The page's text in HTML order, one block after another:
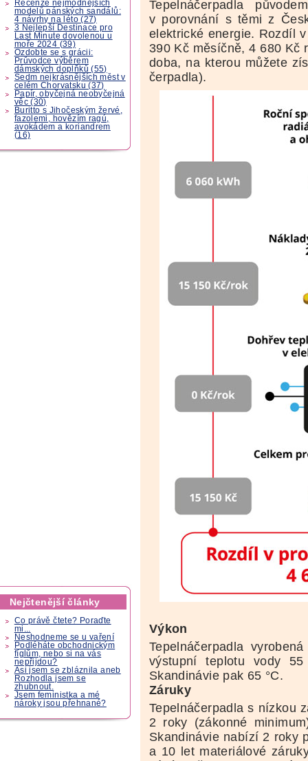
Recenze nejmódnějších
modelů pánských sandálů:
4 návrhy na léto (27)
3 Nejlepší Destinace pro
Last Minute dovolenou u
moře 2024 (39)
Ozdobte se s grácii:
Průvodce výběrem
dámských doplňků (55)
Sedm nejkrásnějších měst v
celém Chorvatsku (37)
Papír, obyčejná neobyčejná
věc (30)
Buritto s Jihočeským žervé,
fazolemi, hovězím ragú,
avokádem a koriandrem
(16)
Nejčtenější články
Co právě čtete? Poraďte
mi...
Neshodneme se u vaření
Podléháte obchodnickým
fíglům, nebo si na vás
nepřijdou?
Asi jsem se zbláznila aneb
Rozhodla jsem se
zhubnout.
Jsem feministka a mé
nároky jsou přehnané?
Tepelnáčerpadla
v porovnání s těmi z
elektrické energie. Rozdíl
390 Kč měsíčně, 4 680 Kč
doba, na kterou můžete
čerpadla).
Výkon
Tepelnáčerpadla
výstupní teplotu vody 55
Skandinávie pak 65 °C.
Záruky
Tepelnáčerpadla s nízkou
2 roky (zákonné
Skandinávie nabízí 2 roky
a 10 let materiálové